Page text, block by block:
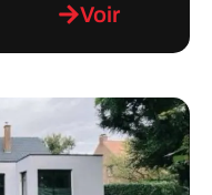
Voir